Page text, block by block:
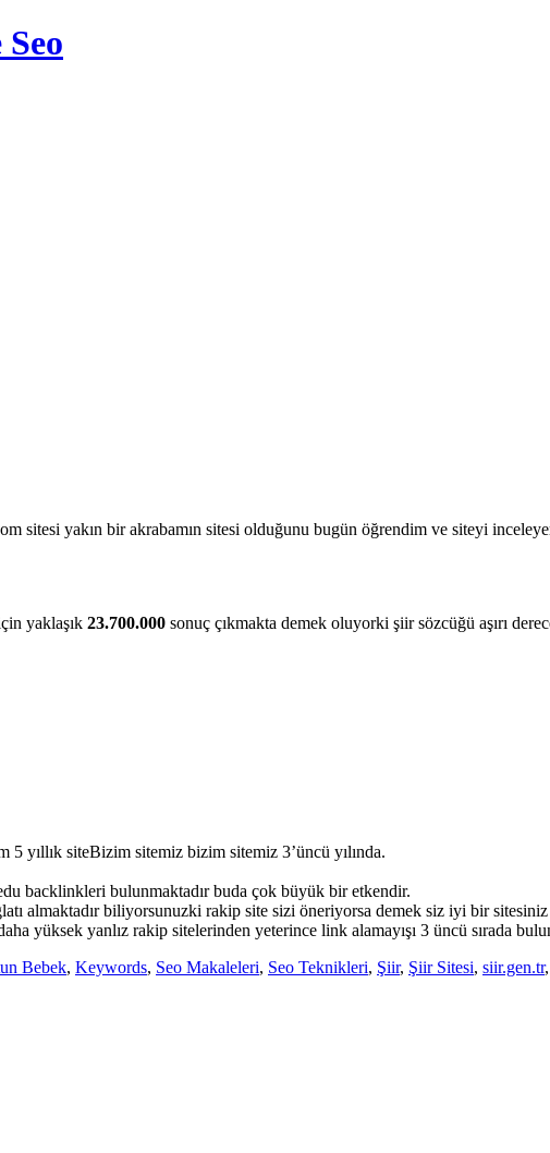
sitesi yakın bir akrabamın sitesi olduğunu bugün öğrendim ve siteyi
yaklaşık 23.700.000 sonuç çıkmakta demek oluyorki şiir sözcüğü aşırı
yıllık siteBizim sitemiz bizim sitemiz 3’üncü yılında.
backlinkleri bulunmaktadır buda çok büyük bir etkendir.
almaktadır biliyorsunuzki rakip site sizi öneriyorsa demek siz iyi bir
yüksek yanlız rakip sitelerinden yeterince link alamayışı 3 üncü sırada
Bebek, Keywords, Seo Makaleleri, Seo Teknikleri, Şiir, Şiir Sitesi, siir.gen.tr,